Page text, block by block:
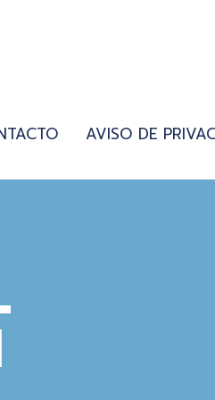
AVISO DE